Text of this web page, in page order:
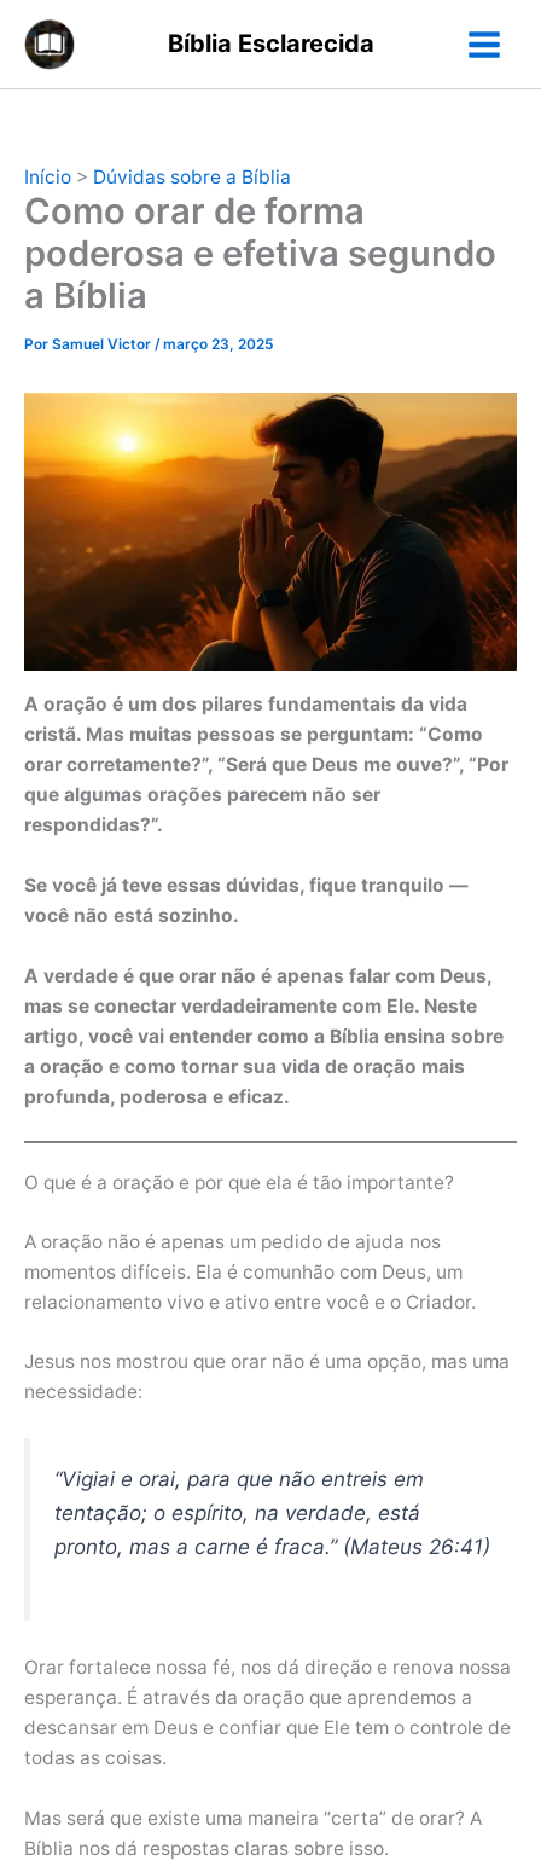
para
Bíblia Esclarecida
Início > Dúvidas sobre a Bíblia
Como orar de forma
poderosa e efetiva segundo
a Bíblia
Por Samuel Victor /março 23, 2025
A oração é um dos pilares fundamentais da vida
cristã. Mas muitas pessoas se perguntam: “Como
orar corretamente?”, “Será que Deus me ouve?”, “Por
que algumas orações parecem não ser
respondidas?”.
Se você já teve essas dúvidas, fique tranquilo —
você não está sozinho.
A verdade é que orar não é apenas falar com Deus,
mas se conectar verdadeiramente com Ele. Neste
artigo, você vai entender como a Bíblia ensina sobre
a oração e como tornar sua vida de oração mais
profunda, poderosa e eficaz.
O que é a oração e por que ela é tão importante?
A oração não é apenas um pedido de ajuda nos
momentos difíceis. Ela é comunhão com Deus, um
relacionamento vivo e ativo entre você e o Criador.
Jesus nos mostrou que orar não é uma opção, mas uma
necessidade:
“Vigiai e orai, para que não entreis em
tentação; o espírito, na verdade, está
pronto, mas a carne é fraca.” (Mateus 26:41)
Orar fortalece nossa fé, nos dá direção e renova nossa
esperança. É através da oração que aprendemos a
descansar em Deus e confiar que Ele tem o controle de
todas as coisas.
Mas será que existe uma maneira “certa” de orar? A
Bíblia nos dá respostas claras sobre isso.